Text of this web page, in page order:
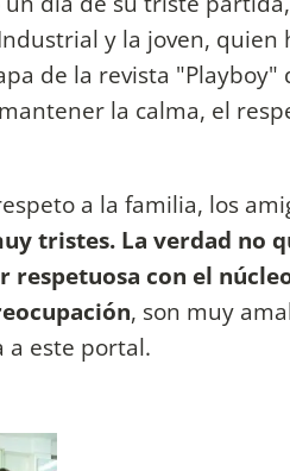
y la joven, quien
de la revista "Playboy"
la calma, el
a la familia, los
tristes. La verdad no
respetuosa con el
, son muy
a este portal.